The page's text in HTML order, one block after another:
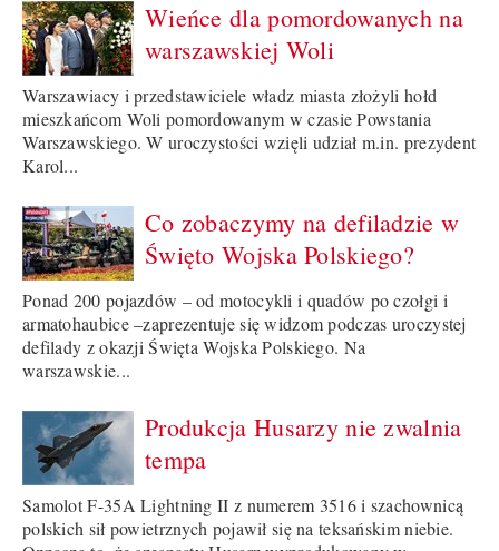
Wieńce dla pomordowanych na
warszawskiej Woli
Warszawiacy i przedstawiciele władz miasta złożyli hołd
mieszkańcom Woli pomordowanym w czasie Powstania
Warszawskiego. W uroczystości wzięli udział m.in. prezydent
Karol...
Co zobaczymy na defiladzie w
Święto Wojska Polskiego?
Ponad 200 pojazdów – od motocykli i quadów po czołgi i
armatohaubice –zaprezentuje się widzom podczas uroczystej
defilady z okazji Święta Wojska Polskiego. Na
warszawskie...
Produkcja Husarzy nie zwalnia
tempa
Samolot F-35A Lightning II z numerem 3516 i szachownicą
polskich sił powietrznych pojawił się na teksańskim niebie.